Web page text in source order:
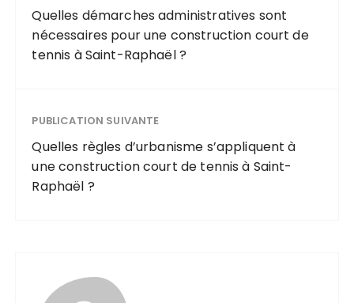
Quelles démarches administratives sont
nécessaires pour une construction court de
tennis à Saint-Raphaël ?
PUBLICATION SUIVANTE
Quelles règles d’urbanisme s’appliquent à
une construction court de tennis à Saint-
Raphaël ?